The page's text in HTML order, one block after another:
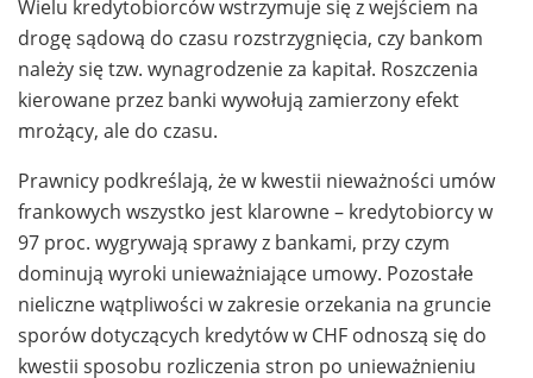
Wielu kredytobiorców wstrzymuje się z wejściem na
drogę sądową do czasu rozstrzygnięcia, czy bankom
należy się tzw. wynagrodzenie za kapitał. Roszczenia
kierowane przez banki wywołują zamierzony efekt
mrożący, ale do czasu.
Prawnicy podkreślają, że w kwestii nieważności umów
frankowych wszystko jest klarowne – kredytobiorcy w
97 proc. wygrywają sprawy z bankami, przy czym
dominują wyroki unieważniające umowy. Pozostałe
nieliczne wątpliwości w zakresie orzekania na gruncie
sporów dotyczących kredytów w CHF odnoszą się do
kwestii sposobu rozliczenia stron po unieważnieniu